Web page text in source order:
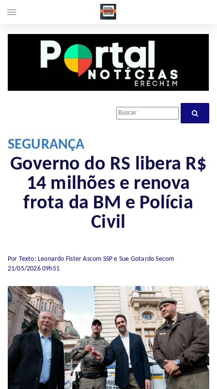
SEGURANÇA
Governo do RS libera R$
14 milhões e renova
frota da BM e Polícia
Civil
Por Texto: Leonardo Fister Ascom SSP e Sue Gotardo Secom
21/05/2026 09h51
menu